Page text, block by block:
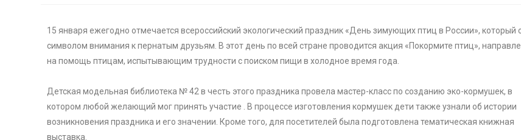
15 января ежегодно отмечается всероссийский экологический праздник «День зимующих птиц в России», который
символом внимания к пернатым друзьям. В этот день по всей стране проводится акция «Покормите птиц»,
на помощь птицам, испытывающим трудности с поиском пищи в холодное время года.
Детская модельная библиотека № 42 в честь этого праздника провела мастер-класс по созданию эко-кормушек, в
котором любой желающий мог принять участие . В процессе изготовления кормушек дети также узнали об истории
возникновения праздника и его значении. Кроме того, для посетителей была подготовлена тематическая книжная
выставка.